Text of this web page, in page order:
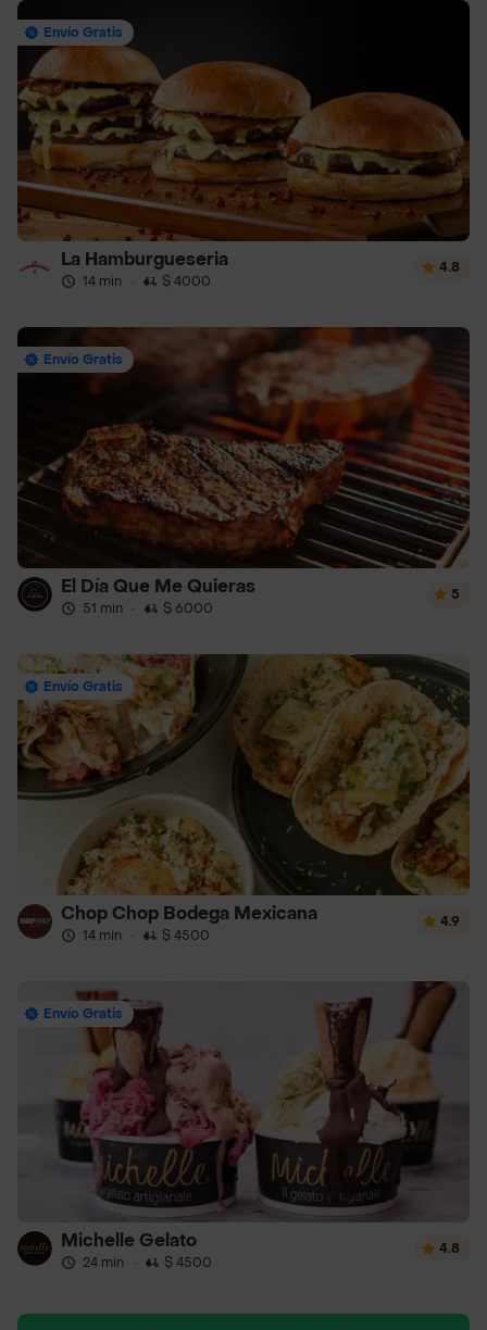
Envío Gratis
La Hamburgueseria
14 min · $ 4000
4.8
Envío Gratis
El Día Que Me Quieras
51 min · $ 6000
5
Envío Gratis
Chop Chop Bodega Mexicana
14 min · $ 4500
4.9
Envío Gratis
Michelle Gelato
24 min · $ 4500
4.8